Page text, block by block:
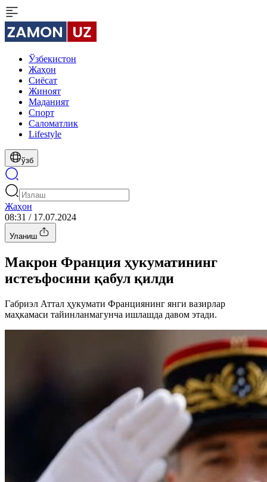
Ўзбекистон
Жаҳон
Сиёсат
Жиноят
Маданият
Спорт
Cаломатлик
Lifestyle
ўзб
Жаҳон
08:31 / 17.07.2024
Уланиш
Макрон Франция ҳукуматининг
истеъфосини қабул қилди
Габриэл Аттал ҳукумати Франциянинг янги вазирлар
маҳкамаси тайинланмагунча ишлашда давом этади.